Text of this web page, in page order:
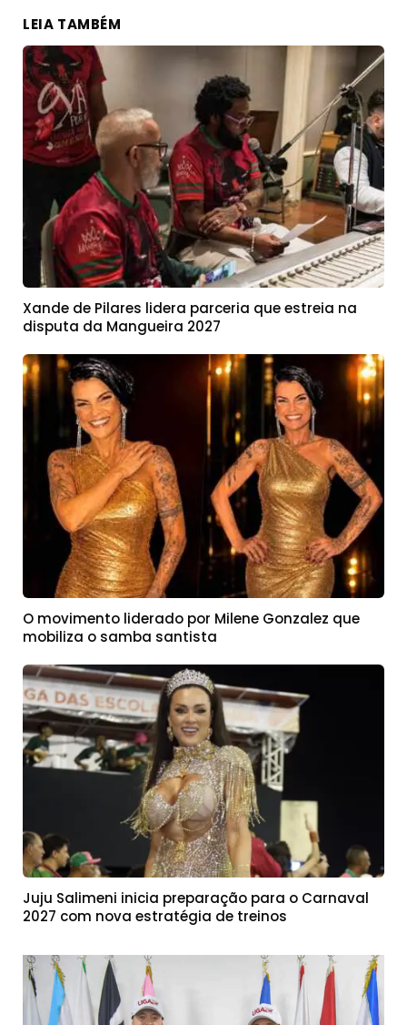
LEIA TAMBÉM
Xande de Pilares lidera parceria que estreia na
disputa da Mangueira 2027
O movimento liderado por Milene Gonzalez que
mobiliza o samba santista
Juju Salimeni inicia preparação para o Carnaval
2027 com nova estratégia de treinos